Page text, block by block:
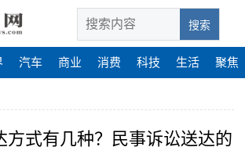
搜索
汽车 商业 消费 科技 生活 聚焦
方式有几种？民事诉讼送达的